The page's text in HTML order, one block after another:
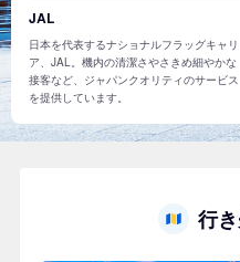
JAL
日本を代表するナショナルフラッグキャリ
ア、JAL。機内の清潔さやさきめ細やかな
接客など、ジャパンクオリティのサービス
を提供しています。
行